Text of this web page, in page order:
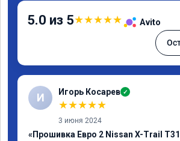
5.0 из 5★★★★★ Avito
И Игорь Косарев ✓
★★★★★
3 июня 2024
«Прошивка Евро 2 Nissan X-Trail